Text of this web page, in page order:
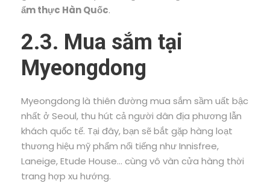
ẩm thực Hàn Quốc.
2.3. Mua sắm tại
Myeongdong
Myeongdong là thiên đường mua sắm sầm uất bậc
nhất ở Seoul, thu hút cả người dân địa phương lẫn
khách quốc tế. Tại đây, bạn sẽ bắt gặp hàng loạt
thương hiệu mỹ phẩm nổi tiếng như Innisfree,
Laneige, Etude House… cùng vô vàn cửa hàng thời
trang hợp xu hướng.